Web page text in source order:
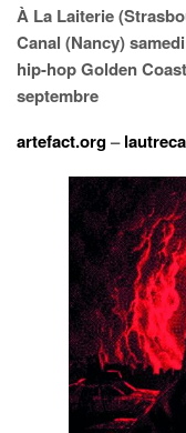
À La Laiterie
Canal (Nancy)
hip-hop Golden
septembre
artefact.org–